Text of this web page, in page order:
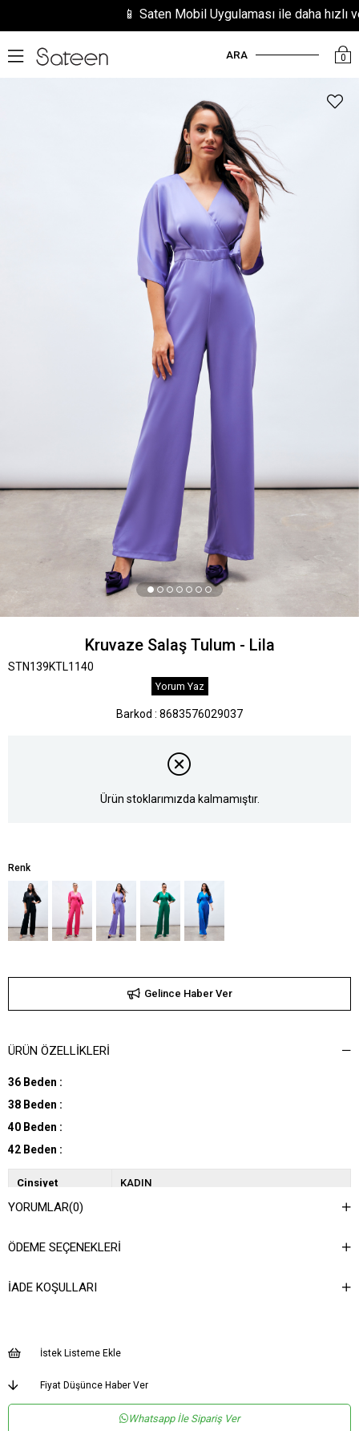
📱 Saten Mobil Uygulaması ile daha hızlı
0
ARA
Kruvaze Salaş Tulum - Lila
STN139KTL1140
Yorum Yaz
Barkod : 8683576029037
Ürün stoklarımızda kalmamıştır.
Renk
Gelince Haber Ver
ÜRÜN ÖZELLIKLERI
36 Beden :
38 Beden :
40 Beden :
42 Beden :
Cinsiyet KADIN
Kategori
Dokuma Tipi
Ürün Detayı
Uzun
YORUMLAR(0)
ÖDEME SEÇENEKLERI
İADE KOŞULLARI
İstek Listeme Ekle
Fiyat Düşünce Haber Ver
Whatsapp İle Sipariş Ver